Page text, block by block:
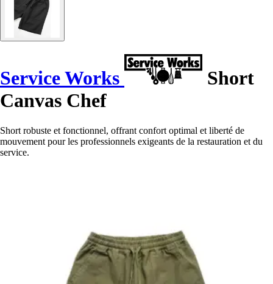
Service Works
Short
Canvas Chef
Short robuste et fonctionnel, offrant confort optimal et liberté de
mouvement pour les professionnels exigeants de la restauration et du
service.